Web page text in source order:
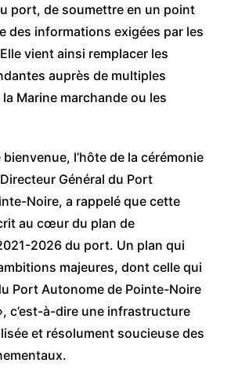
port, de soumettre en un point
des informations exigées par les
vient ainsi remplacer les
auprès de multiples
Marine marchande ou les
l’hôte de la cérémonie
Général du Port
Noire, a rappelé que cette
au cœur du plan de
2026 du port. Un plan qui
majeures, dont celle qui
Port Autonome de Pointe-Noire
c’est-à-dire une infrastructure
et résolument soucieuse des